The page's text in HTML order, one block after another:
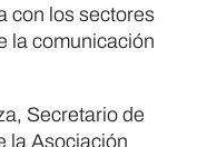
con los sectores
la comunicación
Secretario de
la Asociación